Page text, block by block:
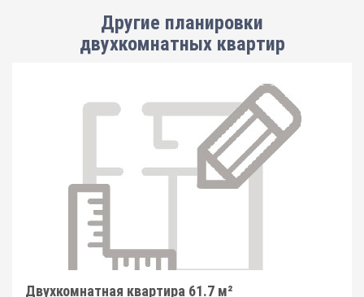
Другие планировки
двухкомнатных квартир
Двухкомнатная квартира 61.7 м²